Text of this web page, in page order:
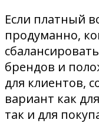
Если платный
продуманно,
брендов и
для клиентов,
вариант как
так и для